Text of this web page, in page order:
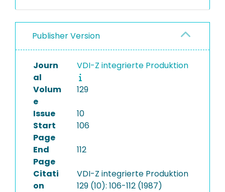
Publisher Version
Journ
al
VDI-Z integrierte Produktion
Volum
e
129
Issue
10
Start
Page
106
End
Page
112
Citati
on
VDI-Z integrierte Produktion
129 (10): 106-112 (1987)